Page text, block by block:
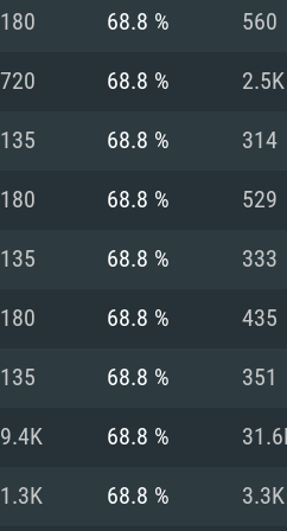
Recomendado
superior
Memória: 16 GB
Placa Gráfica:
Nvidia GeForce
Recomendado
mais recente
Processador:
Memória: 8 GB
Placa Gráfica:
suporte Metal.
Network: Internet
Recomendado
recentes (não
AMD (Radeon
Vulkan.
180 68.8 % 560
720 68.8 % 2.5K
135 68.8 % 314
180 68.8 % 529
135 68.8 % 333
180 68.8 % 435
135 68.8 % 351
9.4K 68.8 %
1.3K 68.8 % 3.3K